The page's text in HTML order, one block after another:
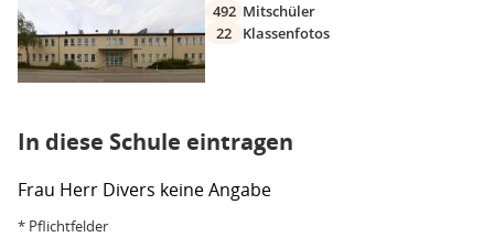
492 Mitschüler
22
Klassenfotos
In diese Schule eintragen
Frau Herr Divers keine Angabe
* Pflichtfelder